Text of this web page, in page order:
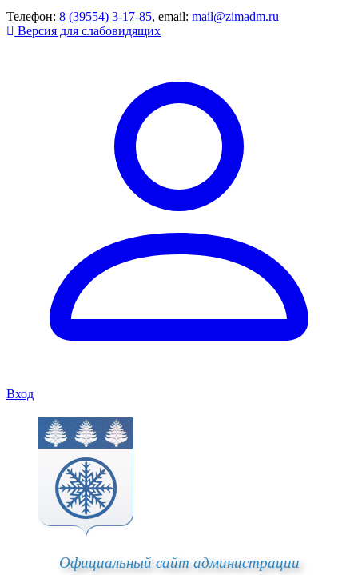
Телефон: 8 (39554) 3-17-85, email: mail@zimadm.ru
Версия для слабовидящих
Вход
Официальный сайт администрации